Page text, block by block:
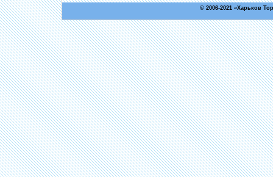
© 2006-2021 «Харьков